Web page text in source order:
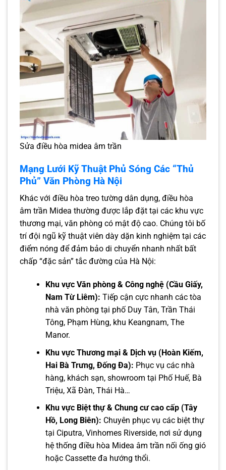
Sửa điều hòa midea âm trần
Mạng Lưới Kỹ Thuật Phủ Sóng Các “Thủ
Phủ” Văn Phòng Hà Nội
Khác với điều hòa treo tường dân dụng, điều hòa
âm trần Midea thường được lắp đặt tại các khu vực
thương mại, văn phòng có mật độ cao. Chúng tôi bố
trí đội ngũ kỹ thuật viên dày dặn kinh nghiệm tại các
điểm nóng để đảm bảo di chuyển nhanh nhất bất
chấp “đặc sản” tắc đường của Hà Nội:
Khu vực Văn phòng & Công nghệ (Cầu Giấy,
Nam Từ Liêm): Tiếp cận cực nhanh các tòa
nhà văn phòng tại phố Duy Tân, Trần Thái
Tông, Phạm Hùng, khu Keangnam, The
Manor.
Khu vực Thương mại & Dịch vụ (Hoàn Kiếm,
Hai Bà Trưng, Đống Đa): Phục vụ các nhà
hàng, khách sạn, showroom tại Phố Huế, Bà
Triệu, Xã Đàn, Thái Hà…
Khu vực Biệt thự & Chung cư cao cấp (Tây
Hồ, Long Biên): Chuyên phục vụ các biệt thự
tại Ciputra, Vinhomes Riverside, nơi sử dụng
hệ thống điều hòa Midea âm trần nối ống gió
hoặc Cassette đa hướng thổi.